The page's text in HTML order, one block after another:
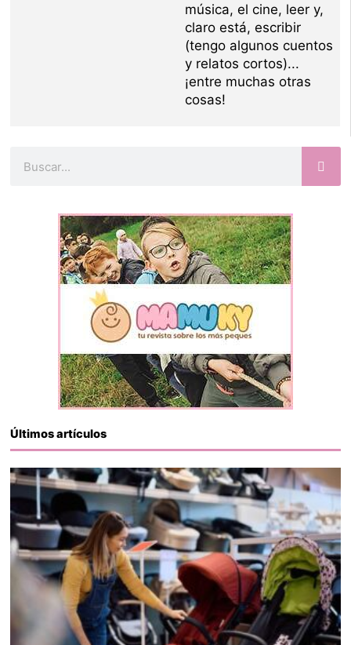
música, el cine, leer y,
claro está, escribir
(tengo algunos cuentos
y relatos cortos)...
¡entre muchas otras
cosas!
Últimos artículos